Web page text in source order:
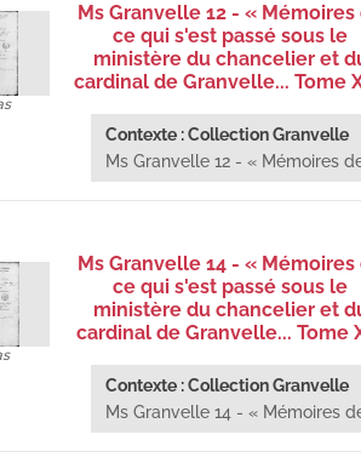
Ms Granvelle 12 - « Mémoires
ce qui s'est passé sous le
ministère du chancelier et
cardinal de Granvelle... Tome
Contexte : Collection Granvelle
Ms Granvelle 12 - « Mémoires
Ms Granvelle 14 - « Mémoires
ce qui s'est passé sous le
ministère du chancelier et
cardinal de Granvelle... Tome
Contexte : Collection Granvelle
Ms Granvelle 14 - « Mémoires